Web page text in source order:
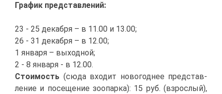
Гра­фик пред­став­ле­ний:
23 - 25 де­каб­ря – в 11.00 и 13.00;
26 - 31 де­каб­ря – в 12.00;
1 ян­ва­ря – вы­ход­ной;
2 - 8 ян­ва­ря - в 12.00.
Сто­и­мость (сю­да вхо­дит но­во­год­нее пред­став­
ле­ние и по­се­ще­ние зоо­пар­ка): 15 руб. (взрос­лый),